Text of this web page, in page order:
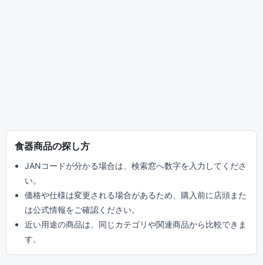
食器商品の探し方
JANコードが分かる場合は、検索窓へ数字を入力してくださ
い。
価格や仕様は変更される場合があるため、購入前に店頭また
は公式情報をご確認ください。
近い用途の商品は、同じカテゴリや関連商品から比較できま
す。